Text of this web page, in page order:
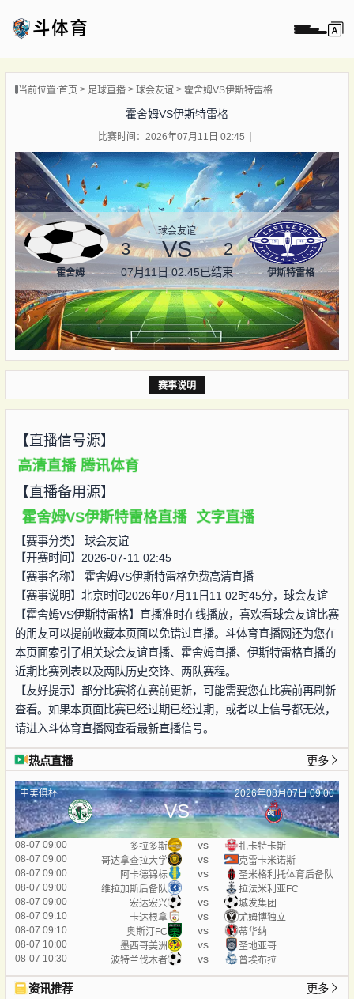
播
像
闻
当前位置:首页 足球直播 球会友谊 霍舍姆VS伊斯特雷格
霍舍姆VS伊斯特雷格
比赛时间：2026年07月11日 02:45
霍舍姆
球会友谊
3 VS 2
07月11日 02:45已结束 伊斯特雷格
赛事说明
【直播信号源】
高清直播 腾讯体育
【直播备用源】
霍舍姆VS伊斯特雷格直播 文字直播
【赛事分类】 球会友谊
【开赛时间】2026-07-11 02:45
【赛事名称】 霍舍姆VS伊斯特雷格免费高清直播
【赛事说明】北京时间2026年07月11日11 02时45分，球会友谊
【霍舍姆VS伊斯特雷格】直播准时在线播放，喜欢看球会友谊比赛
的朋友可以提前收藏本页面以免错过直播。斗体育直播网还为您在
本页面索引了相关球会友谊直播、霍舍姆直播、伊斯特雷格直播的
近期比赛列表以及两队历史交锋、两队赛程。
【友好提示】部分比赛将在赛前更新，可能需要您在比赛前再刷新
查看。如果本页面比赛已经过期已经过期，或者以上信号都无效，
请进入斗体育直播网查看最新直播信号。
热点直播 更多
中美俱杯 2026年08月07日 09:00
VS
08-07 09:00 多拉多斯 vs
扎卡特卡斯
08-07 09:00
哥达拿查拉大学 vs
克雷卡米诺斯
08-07 09:00
阿卡德锦标 vs
圣米格利托体育后备队
08-07 09:00
维拉加斯后备队 vs
拉法米利亚FC
08-07 09:00
宏达宏兴 vs
城发集团
08-07 09:10
卡达根拿 vs
尤姆博独立
08-07 09:10
奥斯汀FC vs
蒂华纳
08-07 10:00
墨西哥美洲 vs
圣地亚哥
08-07 10:30
波特兰伐木者 vs 普埃布拉
资讯推荐 更多